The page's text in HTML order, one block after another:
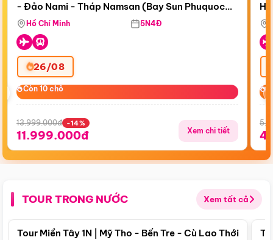
Bay Sun Phuquoc Airways
- Đảo Nami - Tháp Namsan (Bay Sun Phuquoc
Airways)
Hồ Chí Minh 5N4Đ
26/08
Còn 10 chỗ
Còn 10 chỗ
13.999.000đ -14%
11.999.000đ Xem chi tiết
TOUR TRONG NƯỚC Xem tất cả
Điểm nổi bật
Tour Miền Tây 1N | Mỹ Tho - Bến Tre - Cù Lao Thới